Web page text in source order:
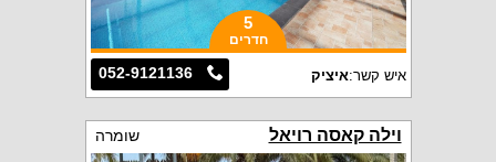
5
חדרים
052-9121136 איש קשר:איציק
וילה קאסה רויאל שומרה